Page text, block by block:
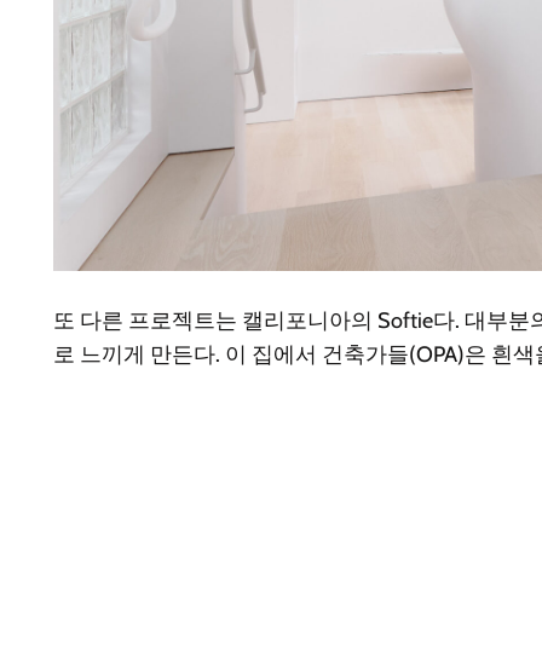
또 다른 프로젝트는 캘리포니아의 Softie다. 대부
로 느끼게 만든다. 이 집에서 건축가들(OPA)은 흰